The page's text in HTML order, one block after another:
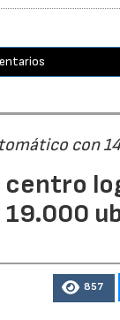
con
centro
857